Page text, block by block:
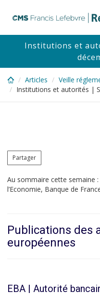
content
Institutions et
Articles
Veille
Institutions et autorités |
Partager
Au sommaire cette semaine
l’Economie, Banque de
Publications des
européennes
EBA | Autorité